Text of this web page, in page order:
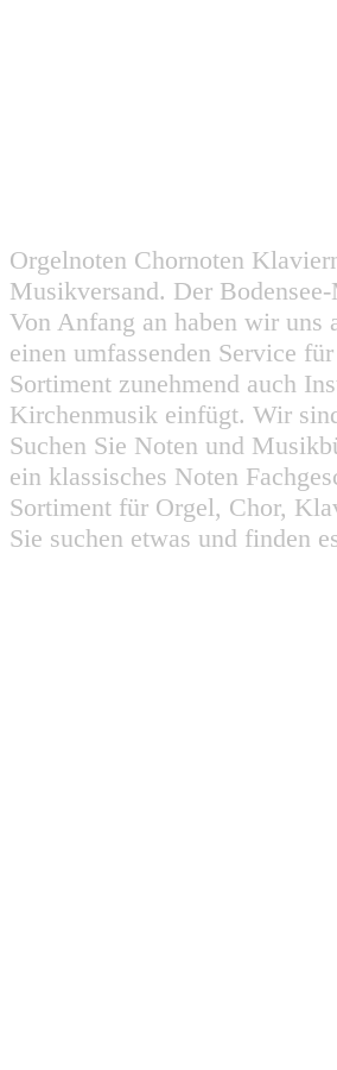
Orgelnoten Chornoten
Musikversand. Der
Von Anfang an haben wir uns
einen umfassenden Service
Sortiment zunehmend auch
Kirchenmusik einfügt. Wir
Suchen Sie Noten und
ein klassisches Noten
Sortiment für Orgel, Chor,
Sie suchen etwas und finden